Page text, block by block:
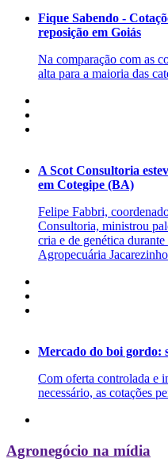
Fique Sabendo -
reposição em Goiás
Na comparação com as
alta para a maioria das
A Scot Consultoria
em Cotegipe (BA)
Felipe Fabbri,
Consultoria, ministrou
cria e de genética
Agropecuária
Mercado do boi gordo:
Com oferta controlada e
necessário, as cotações
Agronegócio na mídia